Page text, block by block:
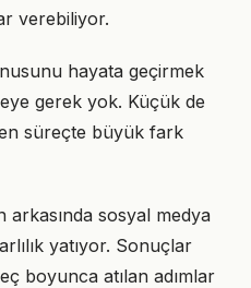
verebiliyor.
hayata geçirmek
gerek yok. Küçük de
süreçte büyük fark
arkasında sosyal medya
yatıyor. Sonuçlar
boyunca atılan adımlar